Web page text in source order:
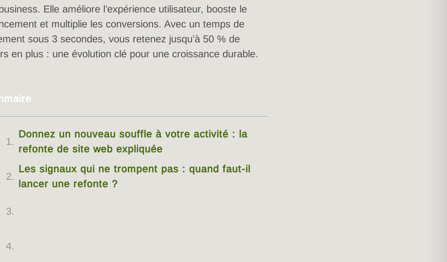
Elle améliore l’expérience utilisateur, booste le
et multiplie les conversions. Avec un temps de
sous 3 secondes, vous retenez jusqu’à 50 % de
en plus : une évolution clé pour une croissance durable.
Donnez un nouveau souffle à votre activité : la
refonte de site web expliquée
Les signaux qui ne trompent pas : quand faut-il
lancer une refonte ?